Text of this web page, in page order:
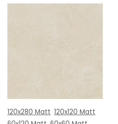
120x280 Matt 120x120 Matt